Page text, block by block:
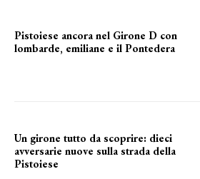
Pistoiese ancora nel Girone D con
lombarde, emiliane e il Pontedera
Un girone tutto da scoprire: dieci
avversarie nuove sulla strada della
Pistoiese